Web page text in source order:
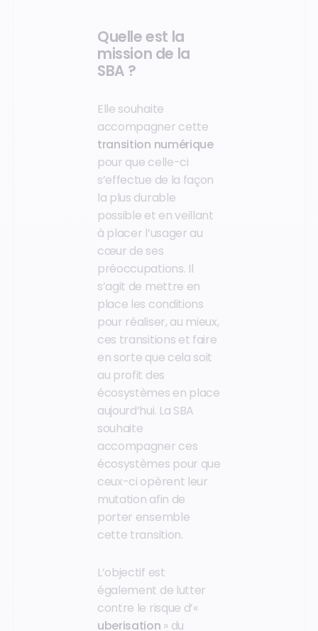
Quelle est la
mission de la
SBA ?
Elle souhaite
accompagner cette
transition numérique
pour que celle-ci
s’effectue de la façon
la plus durable
possible et en veillant
à placer l’usager au
cœur de ses
préoccupations. Il
s’agit de mettre en
place les conditions
pour réaliser, au mieux,
ces transitions et faire
en sorte que cela soit
au profit des
écosystèmes en place
aujourd’hui. La SBA
souhaite
accompagner ces
écosystèmes pour que
ceux-ci opèrent leur
mutation afin de
porter ensemble
cette transition.
L’objectif est
également de lutter
contre le risque d’«
uberisation » du